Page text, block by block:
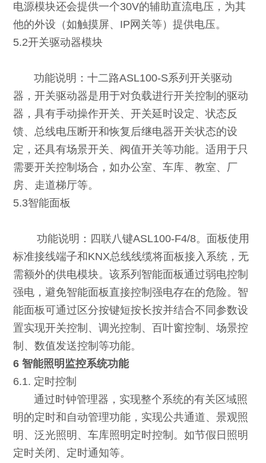
电源模块还会提供一个30V的辅助直流电压，为其
他的外设（如触摸屏、IP网关等）提供电压。
5.2开关驱动器模块
功能说明：十二路ASL100-S系列开关驱动
器，开关驱动器是用于对负载进行开关控制的驱动
器，具有手动操作开关、开关延时设定、状态反
馈、总线电压断开和恢复后继电器开关状态的设
定，还具有场景开关、阀值开关等功能。适用于只
需要开关控制场合，如办公室、车库、教室、厂
房、走道梯厅等。
5.3智能面板
功能说明：四联八键ASL100-F4/8。面板使用
标准接线端子和KNX总线线缆将面板接入系统，无
需额外的供电模块。该系列智能面板通过弱电控制
强电，避免智能面板直接控制强电存在的危险。智
能面板可通过区分按键短按长按并结合不同参数设
置实现开关控制、调光控制、百叶窗控制、场景控
制、数值发送控制等功能。
6 智能照明监控系统功能
6.1. 定时控制
通过时钟管理器，实现整个系统的有关区域照
明的定时和自动管理功能，实现公共通道、景观照
明、泛光照明、车库照明定时控制。如节假日照明
定时关闭、定时通知等。